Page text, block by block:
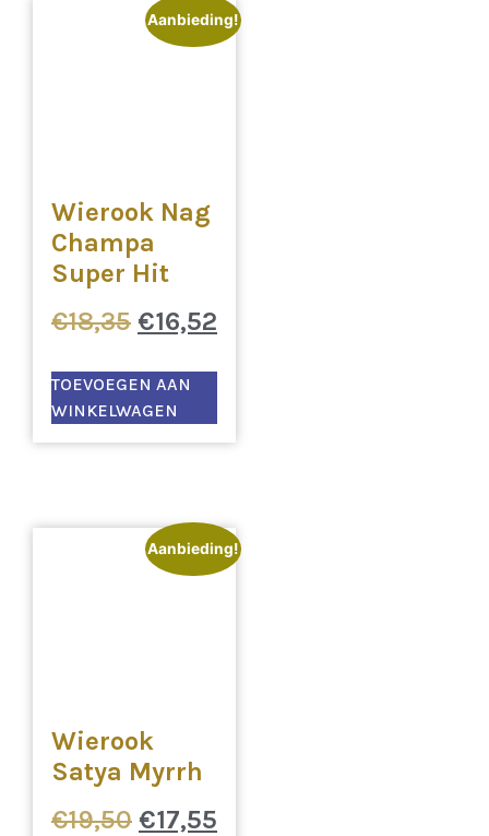
Aanbieding!
Wierook Nag
Champa
Super Hit
€18,35 €16,52
TOEVOEGEN AAN
WINKELWAGEN
Aanbieding!
Wierook
Satya Myrrh
€19,50 €17,55